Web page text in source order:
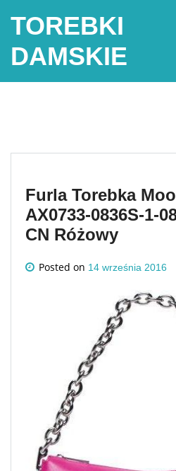
TOREBKI
DAMSKIE
Furla Torebka
AX0733-0836S-1-
CN Różowy
Posted on 14 września 2016